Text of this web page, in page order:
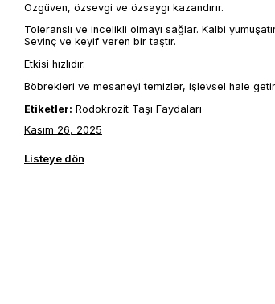
Özgüven, özsevgi ve özsaygı kazandırır.
Toleranslı ve incelikli olmayı sağlar. Kalbi
Sevinç ve keyif veren bir taştır.
Etkisi hızlıdır.
Böbrekleri ve mesaneyi temizler, işlevsel hale
Etiketler: Rodokrozit Taşı Faydaları
Kasım 26, 2025
Listeye dön